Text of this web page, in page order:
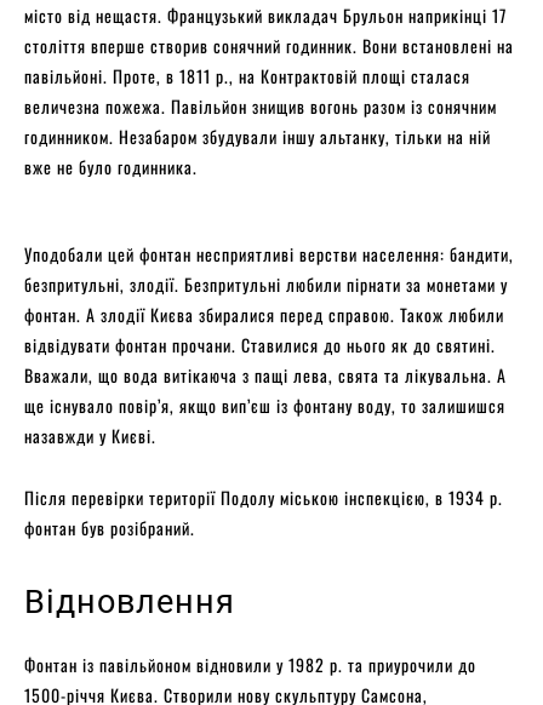
місто від нещастя. Французький викладач Брульон наприкінці 17
століття вперше створив сонячний годинник. Вони встановлені на
павільйоні. Проте, в 1811 р., на Контрактовій площі сталася
величезна пожежа. Павільйон знищив вогонь разом із сонячним
годинником. Незабаром збудували іншу альтанку, тільки на ній
вже не було годинника.
Уподобали цей фонтан несприятливі верстви населення: бандити,
безпритульні, злодії. Безпритульні любили пірнати за монетами у
фонтан. А злодії Києва збиралися перед справою. Також любили
відвідувати фонтан прочани. Ставилися до нього як до святині.
Вважали, що вода витікаюча з пащі лева, свята та лікувальна. А
ще існувало повір’я, якщо вип’єш із фонтану воду, то залишишся
назавжди у Києві.
Після перевірки території Подолу міською інспекцією, в 1934 р.
фонтан був розібраний.
Відновлення
Фонтан із павільйоном відновили у 1982 р. та приурочили до
1500-річчя Києва. Створили нову скульптуру Самсона,